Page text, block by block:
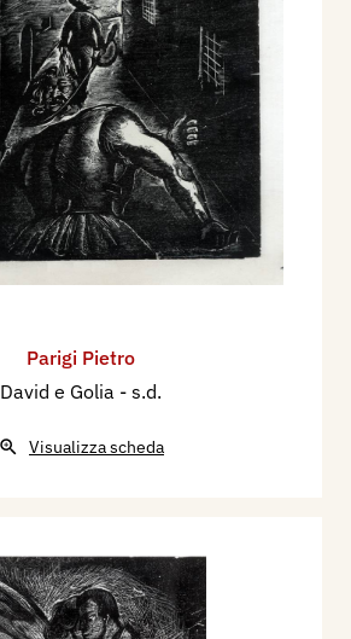
Parigi Pietro
David e Golia - s.d.
Visualizza scheda